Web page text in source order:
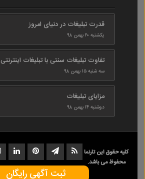
قدرت تبلیغات در دنیای امروز
یکشنبه ۲۰ بهمن ۹۸
تفاوت تبلیغات سنتی با تبلیغات اینترنتی
سه شنبه ۱۵ بهمن ۹۸
مزایای تبلیغات
دوشنبه ۱۴ بهمن ۹۸
کلیه حقوق این تارنما
محفوظ می باشد.
1402-1398
ثبت آگهی رایگان